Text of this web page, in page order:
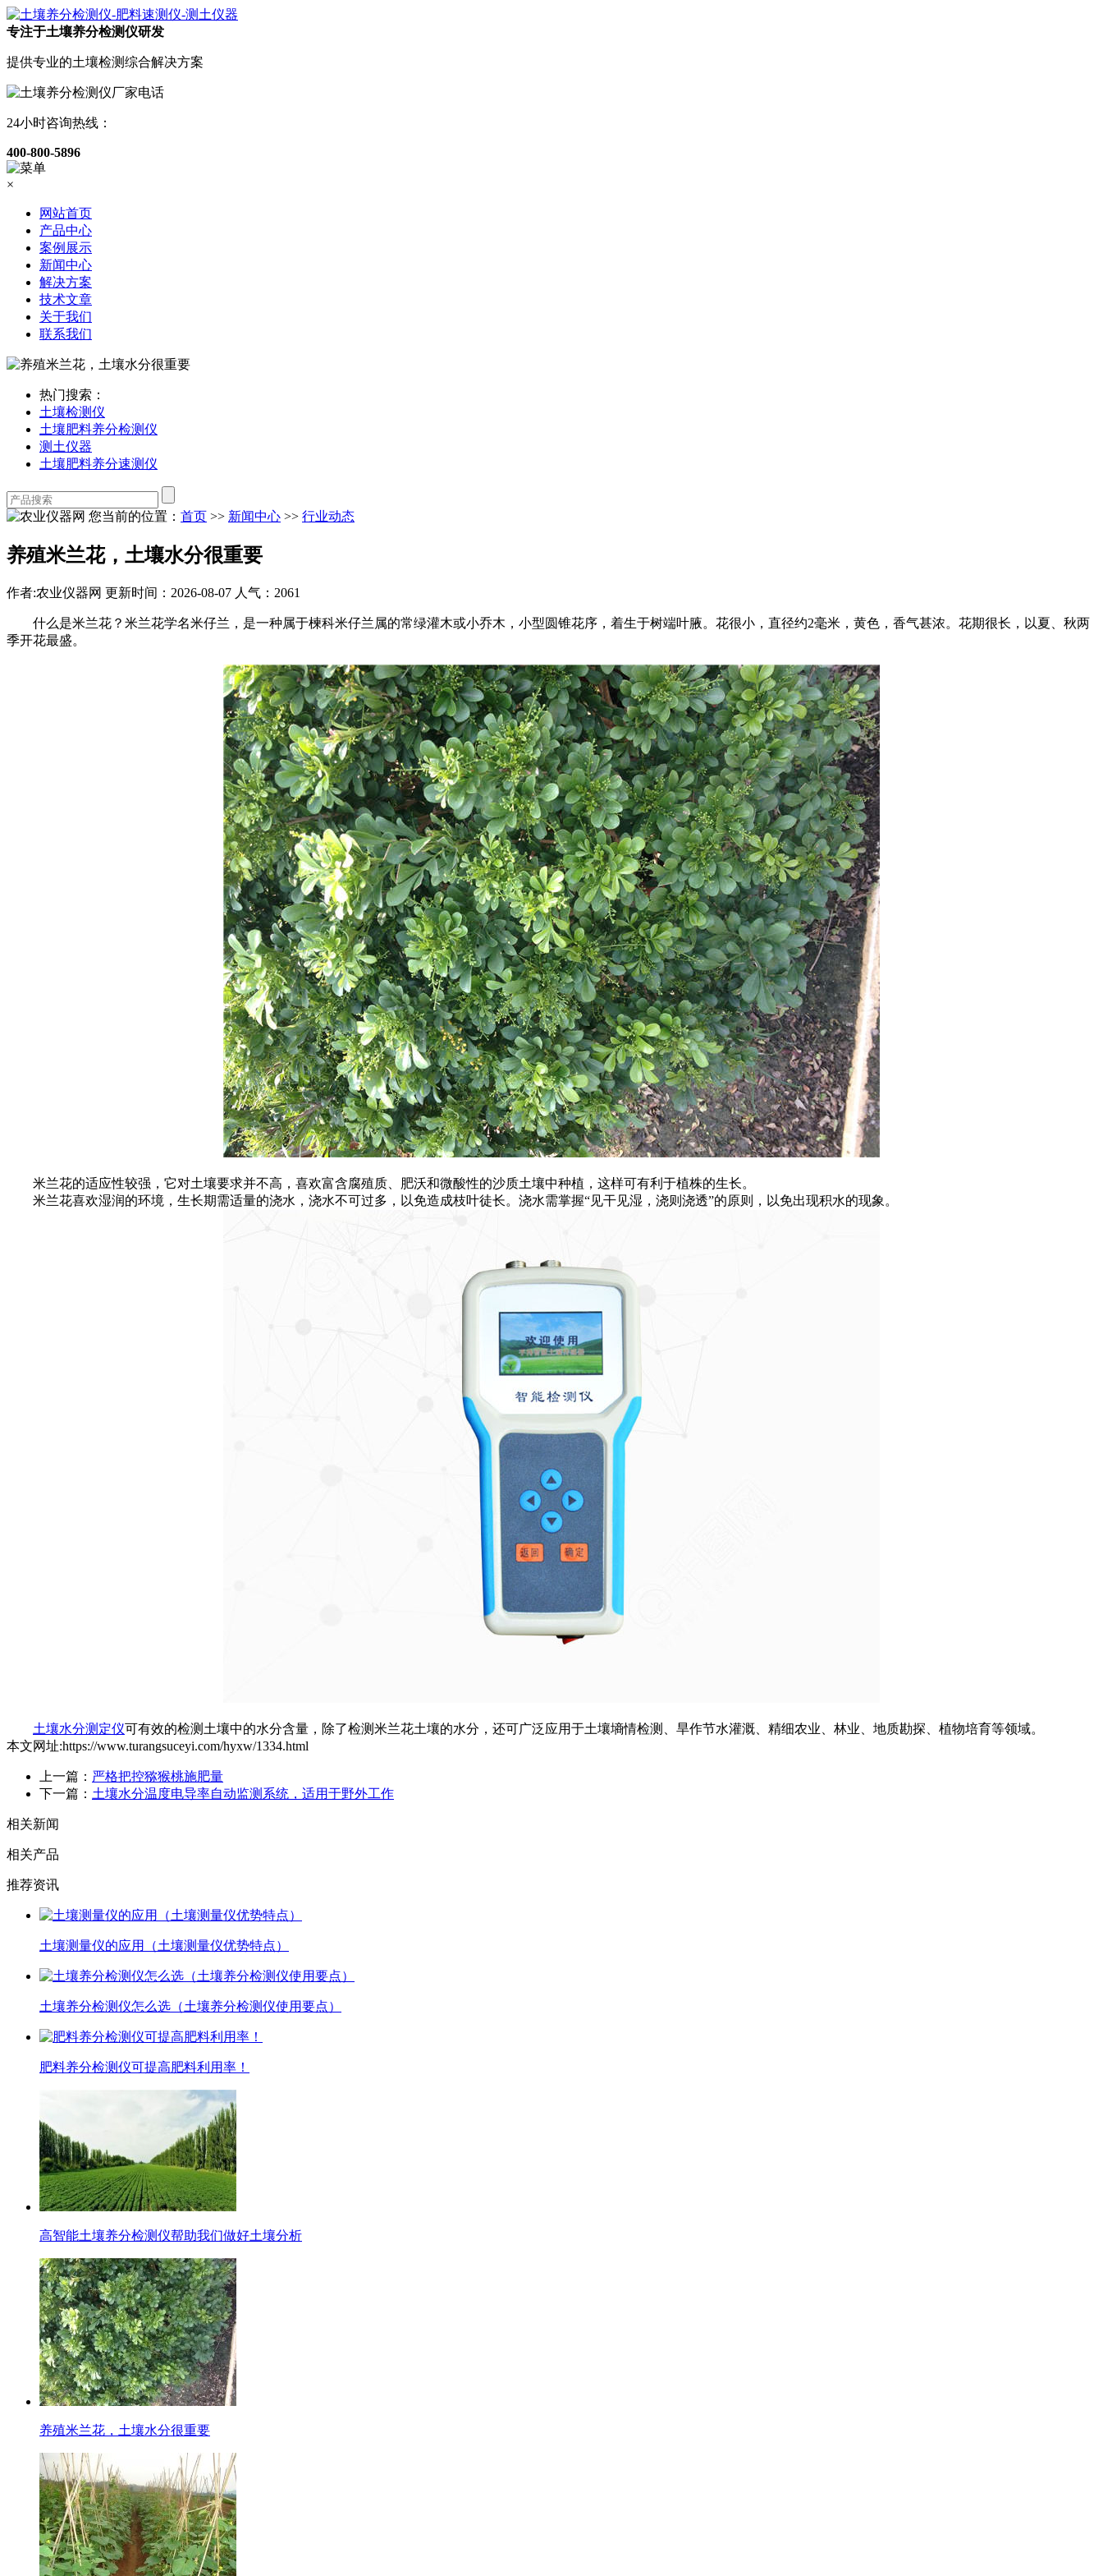
专注于土壤养分检测仪研发
提供专业的土壤检测综合解决方案
24小时咨询热线：
400-800-5896
×
网站首页
产品中心
案例展示
新闻中心
解决方案
技术文章
关于我们
联系我们
热门搜索：
土壤检测仪
土壤肥料养分检测仪
测土仪器
土壤肥料养分速测仪
您当前的位置： 首页 >> 新闻中心 >> 行业动态
养殖米兰花，土壤水分很重要
作者:农业仪器网 更新时间：2026-08-07 人气：2061
什么是米兰花？米兰花学名米仔兰，是一种属于楝科米仔兰属的常绿灌木或小乔木，小型圆锥花序，着生于树端叶腋。花很小，直径约2毫米，黄色，香气甚浓。花期很长，以夏、秋两
季开花最盛。
米兰花的适应性较强，它对土壤要求并不高，喜欢富含腐殖质、肥沃和微酸性的沙质土壤中种植，这样可有利于植株的生长。
米兰花喜欢湿润的环境，生长期需适量的浇水，浇水不可过多，以免造成枝叶徒长。浇水需掌握“见干见湿，浇则浇透”的原则，以免出现积水的现象。
土壤水分测定仪可有效的检测土壤中的水分含量，除了检测米兰花土壤的水分，还可广泛应用于土壤墒情检测、旱作节水灌溉、精细农业、林业、地质勘探、植物培育等领域。
本文网址:https://www.turangsuceyi.com/hyxw/1334.html
上一篇： 严格把控猕猴桃施肥量
下一篇： 土壤水分温度电导率自动监测系统，适用于野外工作
相关新闻
相关产品
推荐资讯
​土壤测量仪的应用（​土壤测量仪优势特点）
土壤养分检测仪怎么选（土壤养分检测仪使用要点）
肥料养分检测仪可提高肥料利用率！
高智能土壤养分检测仪帮助我们做好土壤分析
养殖米兰花，土壤水分很重要